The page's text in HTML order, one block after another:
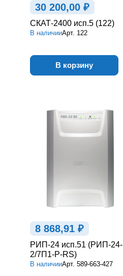
30 200,00 ₽
СКАТ-2400 исп.5 (122)
В наличииАрт. 122
В корзину
8 868,91 ₽
РИП-24 исп.51 (РИП-24-
2/7П1-Р-RS)
В наличииАрт. 589-663-427